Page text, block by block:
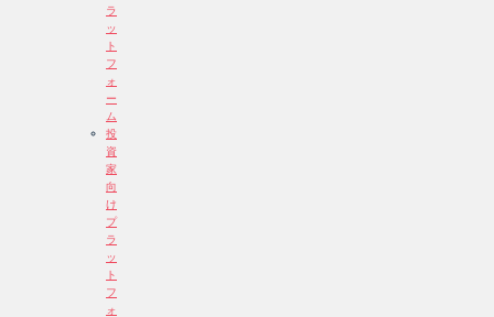
ラ
ッ
ト
フ
ォ
ー
ム
投
資
家
向
け
プ
ラ
ッ
ト
フ
ォ